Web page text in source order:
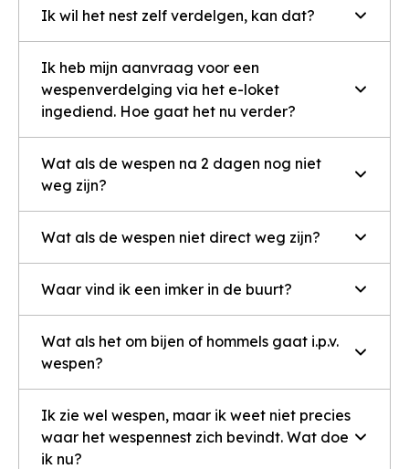
Ik wil het nest zelf verdelgen, kan dat?
Ik heb mijn aanvraag voor een
wespenverdelging via het e-loket
ingediend. Hoe gaat het nu verder?
Wat als de wespen na 2 dagen nog niet
weg zijn?
Wat als de wespen niet direct weg zijn?
Waar vind ik een imker in de buurt?
Wat als het om bijen of hommels gaat i.p.v.
wespen?
Ik zie wel wespen, maar ik weet niet precies
waar het wespennest zich bevindt. Wat doe
ik nu?